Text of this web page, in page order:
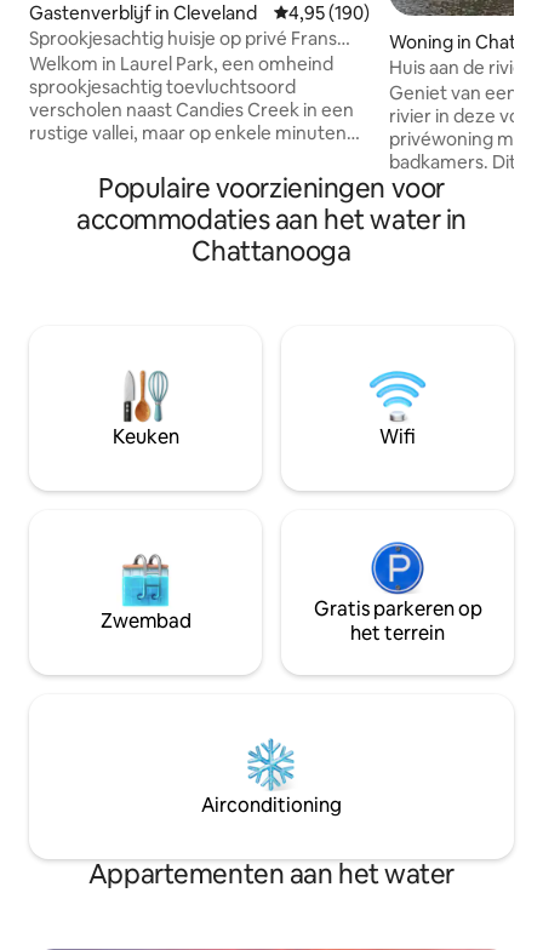
Gastenverblijf in Cleveland Gemiddelde beoordeling van
4,95 (190)
Sprookjesachtig huisje op privé Frans
landgoed
Welkom in Laurel Park, een omheind
sprookjesachtig toevluchtsoord
verscholen naast Candies Creek in een
rustige vallei, maar op enkele minuten
naar binnen via de elektronische
poorten van het Franse landgoed en
volg de schilderachtige rit naar een
privéhuisje waar de tijd vertraagt en
stopcontact te halen, te ontspannen en
in een beetje magie te geloven.
Woning in
Huis aan de
Geniet van een
rivier in deze
privéwoning met
badkamers. Dit
oevers van de
en heeft alles
ontspannen en
bij de vuurplaats
woning heeft
voor een leuk en
Populaire voorzieningen voor
accommodaties aan het water in
Chattanooga
Keuken Wifi
Zwembad
Gratis parkeren op
het terrein
Airconditioning
Appartementen aan het water